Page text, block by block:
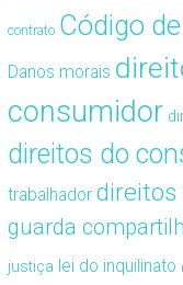
contrato Código
Danos morais
consumidor
direitos do
trabalhador
guarda
justiça lei do inquilinato